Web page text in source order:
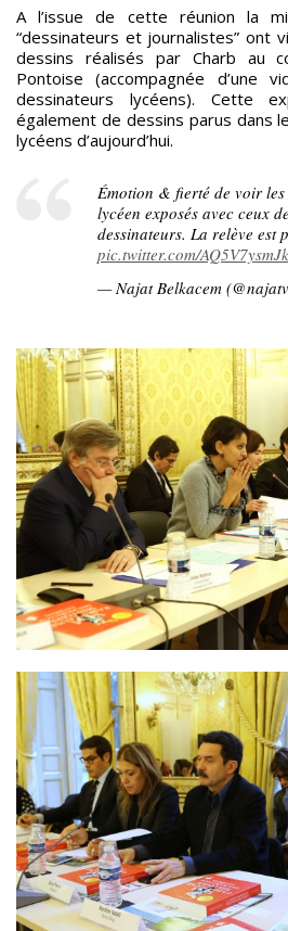
A l’issue de cette réunion la
“dessinateurs et journalistes” ont
dessins réalisés par Charb au
Pontoise (accompagnée d’une
dessinateurs lycéens). Cette
également de dessins parus dans
lycéens d’aujourd’hui.
Émotion & fierté de voir les
lycéen exposés avec ceux
dessinateurs. La relève est
pic.twitter.com/AQ5V7ysmJk
— Najat Belkacem